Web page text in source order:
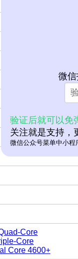
Core
Core
Core 4600+
微
验证后就可以免
关注就是支持，
微信公众号菜单中小